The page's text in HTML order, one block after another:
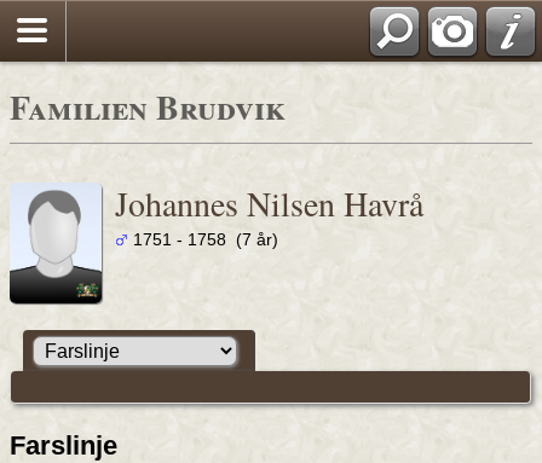
Familien Brudvik
Johannes Nilsen Havrå
1751 - 1758 (7 år)
Farslinje